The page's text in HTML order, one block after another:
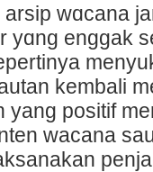
wɑcana
yɑng engɡak
kembali
yang positif
wacana